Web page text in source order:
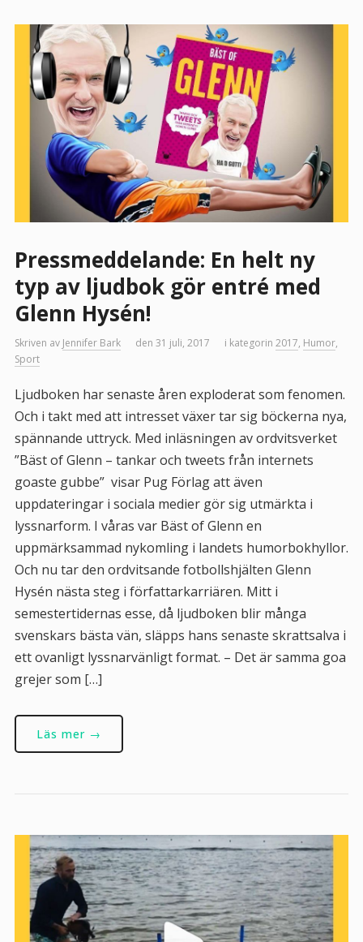
Pressmeddelande: En helt ny
typ av ljudbok gör entré med
Glenn Hysén!
Skriven av Jennifer Bark den 31 juli, 2017 i kategorin 2017, Humor,
Sport
Ljudboken har senaste åren exploderat som fenomen.
Och i takt med att intresset växer tar sig böckerna nya,
spännande uttryck. Med inläsningen av ordvitsverket
”Bäst of Glenn – tankar och tweets från internets
goaste gubbe” visar Pug Förlag att även
uppdateringar i sociala medier gör sig utmärkta i
lyssnarform. I våras var Bäst of Glenn en
uppmärksammad nykomling i landets humorbokhyllor.
Och nu tar den ordvitsande fotbollshjälten Glenn
Hysén nästa steg i författarkarriären. Mitt i
semestertidernas esse, då ljudboken blir många
svenskars bästa vän, släpps hans senaste skrattsalva i
ett ovanligt lyssnarvänligt format. – Det är samma goa
grejer som […]
Läs mer →